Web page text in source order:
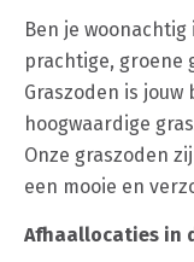
Ben je
prachtige, groene
Graszoden is
hoogwaardige
Onze graszoden
een mooie en
Afhaallocaties in